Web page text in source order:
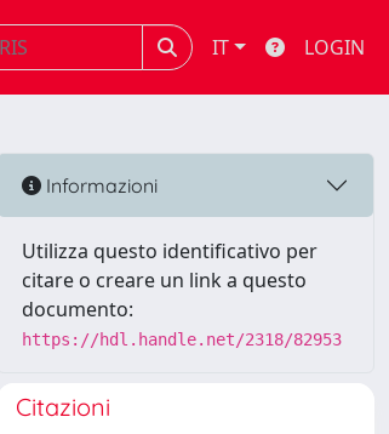
IT LOGIN
Informazioni
Utilizza questo identificativo per
citare o creare un link a questo
documento:
https://hdl.handle.net/2318/82953
Citazioni